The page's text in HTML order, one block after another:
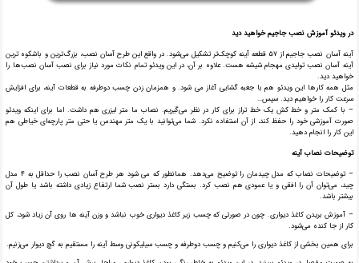
در ویدئو آموزش نصب جاجیم خواهید دید
آینه آسان نصب جاجیم از ۵۷ قطعه آینه کوچک‌تر تشکیل می‌شود. در واقع این طرح آسان نصب، بزرگ‌ترین و باشکوه ترین
آینه آسان نصب تولیدی مهجام شیشه هست. علاوه بر آن، در این ویدئو تمام نکات مورد نیاز برای نصب آسان نصب‌ها را
خواهید دید.
مثل همه کارها این ویدئو هم با جعبه گشایی آغاز می شود. و همزمان زدن چسب دو‌طرفه به قطعات آینه، برای افزایش
سرعت کار را خواهیم دید. سپس…
– با کمک متر و خط کش یک خط تراز برای کار در نظر می‌گیریم. نصاب ما متر لیزری هم داشت. اما برای اینکه ویدئو
صورت آموزشی خود را حفظ کند، از آن استفاده نکرد. شما می‌توانید با یک متر مهندس یا حتی متر پارچه‌ای خیاطی هم
این کار را انجام دهید.
توضیحات نصاب آینه
– توضیحات نصاب که مدل چیدمان را توضیح می‌دهد. همانطور که می شود هر طرح آسان نصب را حداقل به ۴ مدل
چید، می‌توان آن را افقی و یا عمودی هم نصب کرد. بستگی دارد بستر نصب شما ارتفاع زیادی داشته باشد یا طول آن
بیشتر باشد.
– آموزش بریدن کاغذ دیواری. چون در صورتی که چسب زیر کاغذ دیواری خوب نباشد و وزن آینه ها روی آن زیاد شود، کل
کار از جا کنده می‌شود.
برای همین بخشی از کاغذ دیواری را می‌کنیم و چسب دو‌طرفه و چسب سیلیکونی وسط آینه را مستقیم به گچ دیوار می‌زنیم.